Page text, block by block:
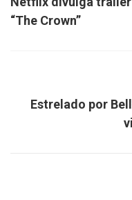
“The Crown”
Estrelado por